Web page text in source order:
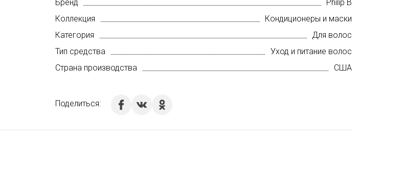
Бренд
Philip B
Коллекция
Кондиционеры и маски
Категория
Для волос
Тип средства
Уход и питание волос
Страна производства
США
Поделиться: